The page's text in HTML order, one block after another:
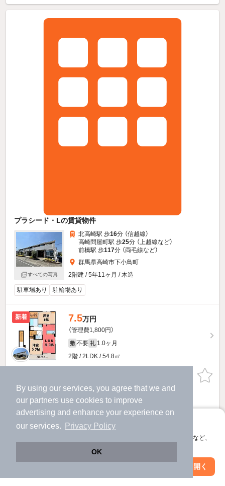
By using our services, you agree that we and
our partners use cookies to improve
advertising and enhance your experience on
our services.
Privacy Policy
OK
アプリに切り替えて、サクサクお部屋探し
会員登録なしですぐ使える。マップ検索やお気に入り保存など、
アプリを開く
プラシード・Lの賃貸物件
すべての写真
北高崎駅 歩16分 （信越線）
高崎問屋町駅 歩25分 （上越線など）
前橋駅 歩117分 （両毛線など）
群馬県高崎市下小鳥町
2階建 / 5年11ヶ月 / 木造
駐車場あり 駐輪場あり
新着 7.5万円
（管理費1,800円）
敷 不要 礼 1.0ヶ月
2階 / 2LDK / 54.8㎡
ほか提供
絞り込み条件を変更